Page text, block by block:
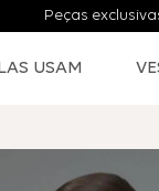
Peças
USAM